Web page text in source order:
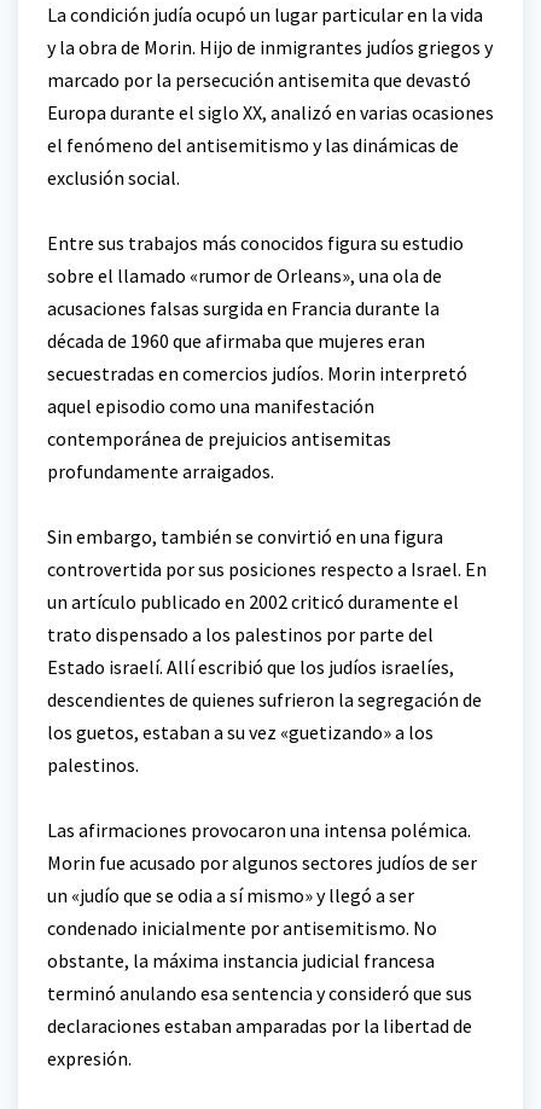
La condición judía ocupó un lugar particular en la vida
y la obra de Morin. Hijo de inmigrantes judíos griegos y
marcado por la persecución antisemita que devastó
Europa durante el siglo XX, analizó en varias ocasiones
el fenómeno del antisemitismo y las dinámicas de
exclusión social.
Entre sus trabajos más conocidos figura su estudio
sobre el llamado «rumor de Orleans», una ola de
acusaciones falsas surgida en Francia durante la
década de 1960 que afirmaba que mujeres eran
secuestradas en comercios judíos. Morin interpretó
aquel episodio como una manifestación
contemporánea de prejuicios antisemitas
profundamente arraigados.
Sin embargo, también se convirtió en una figura
controvertida por sus posiciones respecto a Israel. En
un artículo publicado en 2002 criticó duramente el
trato dispensado a los palestinos por parte del
Estado israelí. Allí escribió que los judíos israelíes,
descendientes de quienes sufrieron la segregación de
los guetos, estaban a su vez «guetizando» a los
palestinos.
Las afirmaciones provocaron una intensa polémica.
Morin fue acusado por algunos sectores judíos de ser
un «judío que se odia a sí mismo» y llegó a ser
condenado inicialmente por antisemitismo. No
obstante, la máxima instancia judicial francesa
terminó anulando esa sentencia y consideró que sus
declaraciones estaban amparadas por la libertad de
expresión.